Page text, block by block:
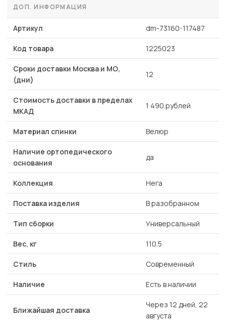
ДОП. ИНФОРМАЦИЯ
Артикул dm-73160-117487
Код товара 1225023
Сроки доставки Москва и МО,
(дни)
12
Стоимость доставки в пределах
МКАД
1 490 рублей
Материал спинки Велюр
Наличие ортопедического
основания
да
Коллекция Нега
Поставка изделия В разобранном
Тип сборки Универсальный
Вес, кг 110.5
Стиль Современный
Наличие Есть в наличии
Ближайшая доставка
Через 12 дней, 22
августа